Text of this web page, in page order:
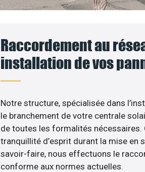
Raccordement au
installation de vos
Notre structure, spécialisée dans
le branchement de votre centrale
de toutes les formalités nécessaires.
tranquillité d’esprit durant la mise en
savoir-faire, nous effectuons le
conforme aux normes actuelles.